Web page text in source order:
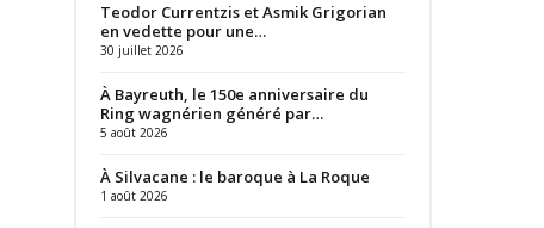
Teodor Currentzis et Asmik Grigorian
en vedette pour une…
30 juillet 2026
À Bayreuth, le 150e anniversaire du
Ring wagnérien généré par…
5 août 2026
À Silvacane : le baroque à La Roque
1 août 2026